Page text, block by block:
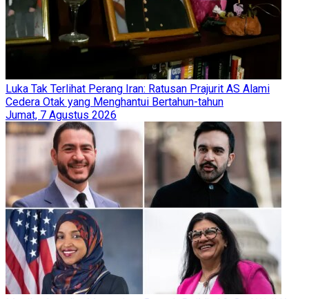
Luka Tak Terlihat Perang Iran: Ratusan Prajurit AS Alami
Cedera Otak yang Menghantui Bertahun-tahun
Jumat, 7 Agustus 2026